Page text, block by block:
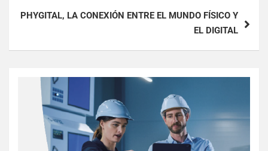
PHYGITAL, LA CONEXIÓN ENTRE EL MUNDO FÍSICO Y
EL DIGITAL